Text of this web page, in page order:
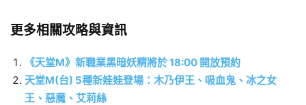
更多相關攻略與資訊
《天堂M》新職業黑暗妖精將於 18:00 開放預約
天堂M(台) 5種新娃娃登場：木乃伊王、吸血鬼、冰之女
王、惡魔、艾莉絲